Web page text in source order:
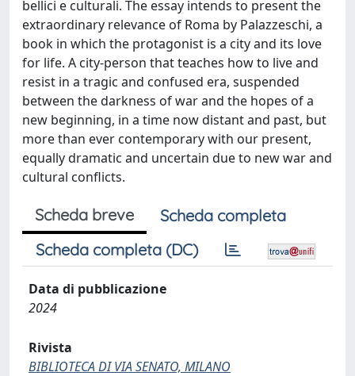
bellici e culturali. The essay intends to present the
extraordinary relevance of Roma by Palazzeschi, a
book in which the protagonist is a city and its love
for life. A city-person that teaches how to live and
resist in a tragic and confused era, suspended
between the darkness of war and the hopes of a
new beginning, in a time now distant and past, but
more than ever contemporary with our present,
equally dramatic and uncertain due to new war and
cultural conflicts.
Scheda breve
Scheda completa
Scheda completa (DC)
Data di pubblicazione
2024
Rivista
BIBLIOTECA DI VIA SENATO, MILANO